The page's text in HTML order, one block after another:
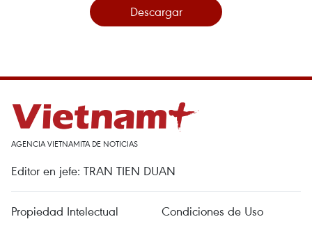
Descargar
AGENCIA VIETNAMITA DE NOTICIAS
Editor en jefe: TRAN TIEN DUAN
Propiedad Intelectual Condiciones de Uso